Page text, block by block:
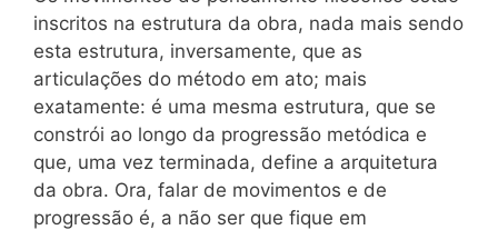
inscritos na estrutura da obra, nada mais sendo
esta estrutura, inversamente, que as
articulações do método em ato; mais
exatamente: é uma mesma estrutura, que se
constrói ao longo da progressão metódica e
que, uma vez terminada, define a arquitetura
da obra. Ora, falar de movimentos e de
progressão é, a não ser que fique em